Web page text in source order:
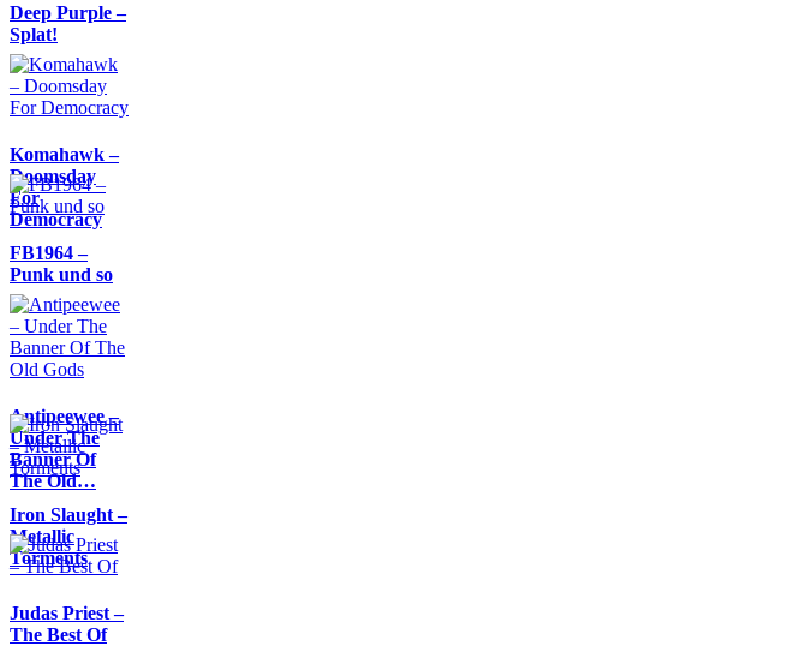
Deep Purple –
Splat!
Komahawk –
Doomsday
For
Democracy
FB1964 –
Punk und so
Antipeewee –
Under The
Banner Of
The Old…
Iron Slaught –
Metallic
Torments
Judas Priest –
The Best Of